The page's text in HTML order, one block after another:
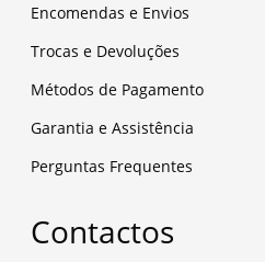
Encomendas e Envios
Trocas e Devoluções
Métodos de Pagamento
Garantia e Assistência
Perguntas Frequentes
Contactos